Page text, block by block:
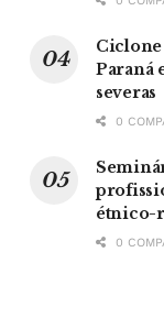
Ciclone
Paraná
severas
0
étnico-
0